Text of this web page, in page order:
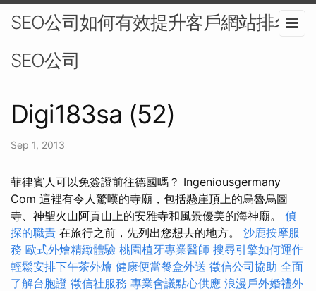
SEO公司如何有效提升客戶網站排名-
SEO公司
Digi183sa (52)
Sep 1, 2013
菲律賓人可以免簽證前往德國嗎？ Ingeniousgermany
Com 這裡有令人驚嘆的寺廟，包括懸崖頂上的烏魯烏圖
寺、神聖火山阿貢山上的安雅寺和風景優美的海神廟。 偵
探的職責 在旅行之前，先列出您想去的地方。 沙鹿按摩服
務 歐式外燴精緻體驗 桃園植牙專業醫師 搜尋引擎如何運作
輕鬆安排下午茶外燴 健康便當餐盒外送 徵信公司協助 全面
了解台胞證 徵信社服務 專業會議點心供應 浪漫戶外婚禮外